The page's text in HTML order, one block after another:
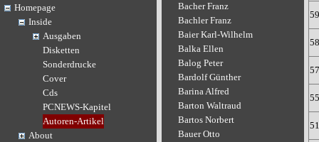
Homepage
Inside
Ausgaben
Disketten
Sonderdrucke
Cover
Cds
PCNEWS-Kapitel
Autoren-Artikel
About
Bacher Franz
Bachler Franz
Baier Karl-Wilhelm
Balka Ellen
Balog Peter
Bardolf Günther
Barina Alfred
Barton Waltraud
Bartos Norbert
Bauer Otto
59
58
57
55
51